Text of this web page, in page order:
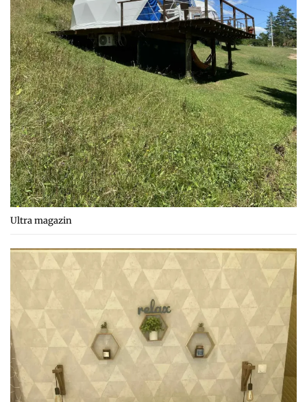
Ultra magazin